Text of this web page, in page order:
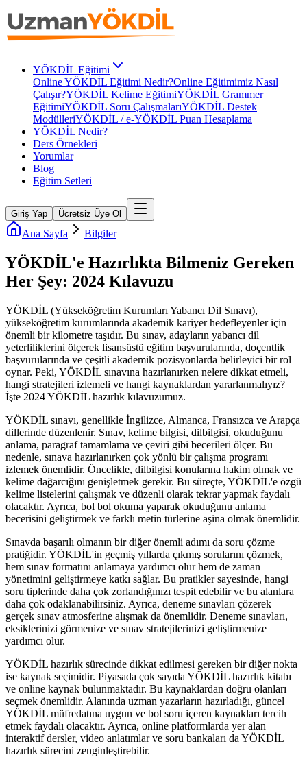
YÖKDİL Eğitimi
Online YÖKDİL Eğitimi Nedir?Online Eğitimimiz Nasıl
Çalışır?YÖKDİL Kelime EğitimiYÖKDİL Grammer
EğitimiYÖKDİL Soru ÇalışmalarıYÖKDİL Destek
ModülleriYÖKDİL / e-YÖKDİL Puan Hesaplama
YÖKDİL Nedir?
Ders Örnekleri
Yorumlar
Blog
Eğitim Setleri
Giriş Yap Ücretsiz Üye Ol
Ana Sayfa Bilgiler
YÖKDİL'e Hazırlıkta Bilmeniz Gereken
Her Şey: 2024 Kılavuzu
YÖKDİL (Yükseköğretim Kurumları Yabancı Dil Sınavı),
yükseköğretim kurumlarında akademik kariyer hedefleyenler için
önemli bir kilometre taşıdır. Bu sınav, adayların yabancı dil
yeterliliklerini ölçerek lisansüstü eğitim başvurularında, doçentlik
başvurularında ve çeşitli akademik pozisyonlarda belirleyici bir rol
oynar. Peki, YÖKDİL sınavına hazırlanırken nelere dikkat etmeli,
hangi stratejileri izlemeli ve hangi kaynaklardan yararlanmalıyız?
İşte 2024 YÖKDİL hazırlık kılavuzumuz.
YÖKDİL sınavı, genellikle İngilizce, Almanca, Fransızca ve Arapça
dillerinde düzenlenir. Sınav, kelime bilgisi, dilbilgisi, okuduğunu
anlama, paragraf tamamlama ve çeviri gibi becerileri ölçer. Bu
nedenle, sınava hazırlanırken çok yönlü bir çalışma programı
izlemek önemlidir. Öncelikle, dilbilgisi konularına hakim olmak ve
kelime dağarcığını genişletmek gerekir. Bu süreçte, YÖKDİL'e özgü
kelime listelerini çalışmak ve düzenli olarak tekrar yapmak faydalı
olacaktır. Ayrıca, bol bol okuma yaparak okuduğunu anlama
becerisini geliştirmek ve farklı metin türlerine aşina olmak önemlidir.
Sınavda başarılı olmanın bir diğer önemli adımı da soru çözme
pratiğidir. YÖKDİL'in geçmiş yıllarda çıkmış sorularını çözmek,
hem sınav formatını anlamaya yardımcı olur hem de zaman
yönetimini geliştirmeye katkı sağlar. Bu pratikler sayesinde, hangi
soru tiplerinde daha çok zorlandığınızı tespit edebilir ve bu alanlara
daha çok odaklanabilirsiniz. Ayrıca, deneme sınavları çözerek
gerçek sınav atmosferine alışmak da önemlidir. Deneme sınavları,
eksiklerinizi görmenize ve sınav stratejilerinizi geliştirmenize
yardımcı olur.
YÖKDİL hazırlık sürecinde dikkat edilmesi gereken bir diğer nokta
ise kaynak seçimidir. Piyasada çok sayıda YÖKDİL hazırlık kitabı
ve online kaynak bulunmaktadır. Bu kaynaklardan doğru olanları
seçmek önemlidir. Alanında uzman yazarların hazırladığı, güncel
YÖKDİL müfredatına uygun ve bol soru içeren kaynakları tercih
etmek faydalı olacaktır. Ayrıca, online platformlarda yer alan
interaktif dersler, video anlatımlar ve soru bankaları da YÖKDİL
hazırlık sürecini zenginleştirebilir.